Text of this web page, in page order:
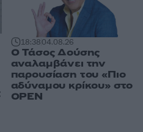
18:3804.08.26
Ο Τάσος Δούσης
αναλαμβάνει την
παρουσίαση του «Πιο
αδύναμου κρίκου» στο
OPEN